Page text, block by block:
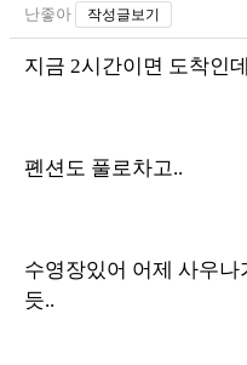
난좋아
작성글보기
지금 2시간이면 도착인
폔션도 풀로차고..
수영장있어 어제 사우
듯..